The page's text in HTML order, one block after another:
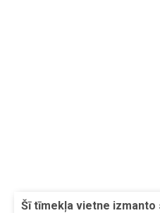
Šī tīmekļa vietne izmanto